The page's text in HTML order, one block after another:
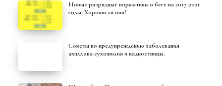
Новые разрядные нормативы в беге на 2017-2021
годы. Хороши ли они?
Советы по предупреждению заболевания
ахиллова сухожилия и надкостницы.